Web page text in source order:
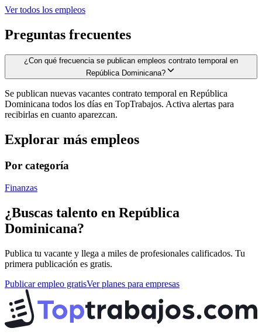
Ver todos los empleos
Preguntas frecuentes
¿Con qué frecuencia se publican empleos contrato temporal en
República Dominicana?
Se publican nuevas vacantes contrato temporal en República
Dominicana todos los días en TopTrabajos. Activa alertas para
recibirlas en cuanto aparezcan.
Explorar más empleos
Por categoría
Finanzas
¿Buscas talento en República
Dominicana?
Publica tu vacante y llega a miles de profesionales calificados. Tu
primera publicación es gratis.
Publicar empleo gratisVer planes para empresas